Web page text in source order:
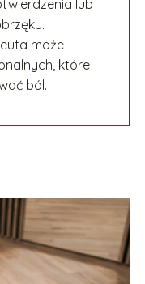
lub
może
które
ból.